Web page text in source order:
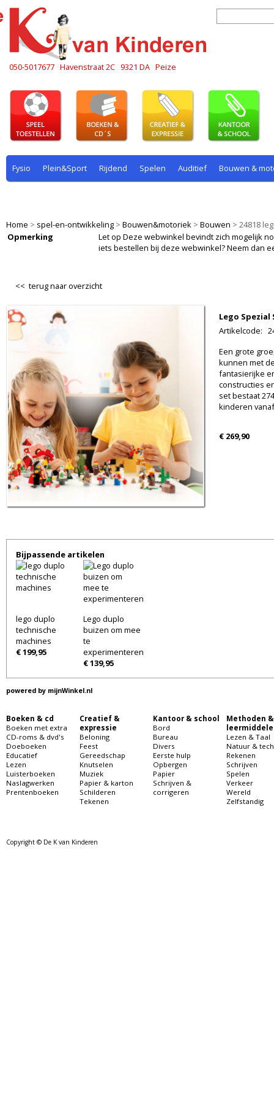
050-5017677 Havenstraat 2C 9321 DA Peize
Fysio Plein&Sport Rijdend Spelen Auditief Bouwen &
Home > spel-en-ontwikkeling > Bouwen&motoriek > Bouwen > 24818
Opmerking
Let op Deze webwinkel bevindt zich mogelijk
iets bestellen bij deze webwinkel? Neem dan
<< terug naar overzicht
Lego Spezial
Artikelcode:
Een grote
kunnen met
fantasierijke
constructies
set bestaat
kinderen
€ 269,90
Bijpassende artikelen
lego duplo
technische
machines
€ 199,95
Lego duplo
buizen om mee
te
experimenteren
€ 139,95
powered by mijnWinkel.nl
Boeken & cd
Boeken met extra
CD-roms & dvd's
Doeboeken
Educatief
Lezen
Luisterboeken
Naslagwerken
Prentenboeken
Creatief &
expressie
Beloning
Feest
Gereedschap
Knutselen
Muziek
Papier & karton
Schilderen
Tekenen
Kantoor & school
Bord
Bureau
Divers
Eerste hulp
Opbergen
Papier
Schrijven &
corrigeren
Methoden &
Lezen & Taal
Natuur &
Rekenen
Schrijven
Spelen
Verkeer
Wereld
Zelfstandig
Copyright © De K van Kinderen